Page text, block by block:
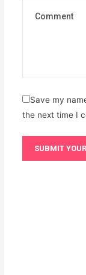
Save my
the next time I